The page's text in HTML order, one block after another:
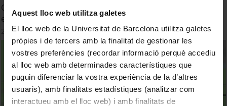
Aquest lloc web utilitza galetes
El lloc web de la Universitat de Barcelona utilitza galetes
pròpies i de tercers amb la finalitat de gestionar les
vostres preferències (recordar informació perquè accediu
al lloc web amb determinades característiques que
puguin diferenciar la vostra experiència de la d’altres
usuaris), amb finalitats estadístiques (analitzar com
interactueu amb el lloc web) i amb finalitats de
Classificació de productes culinaris i gastronómics no
elaborats derivats
25 setembre, 2014